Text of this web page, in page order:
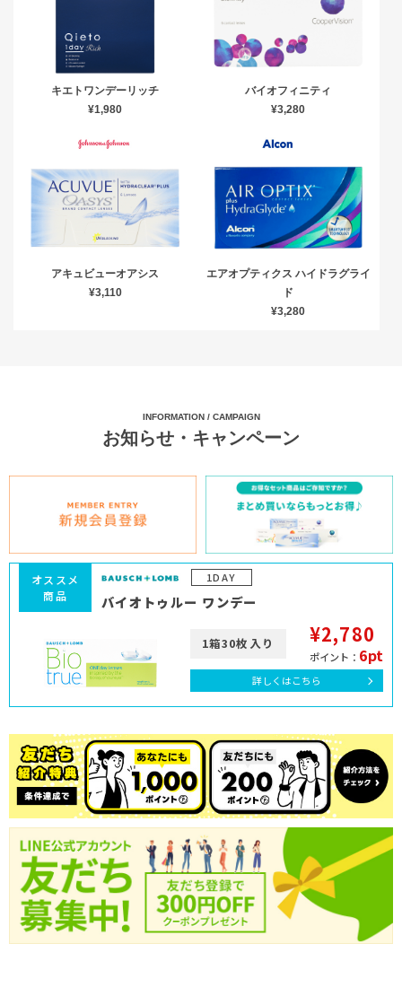
キエトワンデーリッチ
¥1,980
バイオフィニティ
¥3,280
アキュビューオアシス
¥3,110
エアオプティクス ハイドラグライ
ド
¥3,280
INFORMATION / CAMPAIGN
お知らせ・キャンペーン
1DAY
オススメ
商品
バイオトゥルー ワンデー
1箱30枚入り ¥2,780
ポイント： 6pt
詳しくはこちら